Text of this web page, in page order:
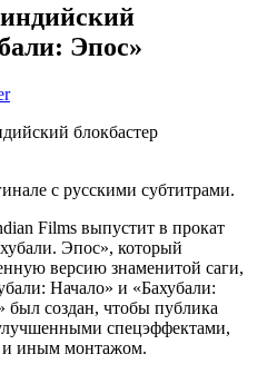
Эпос»
с русскими субтитрами.
Films выпустит в прокат
Эпос», который
версию знаменитой саги,
Начало» и «Бахубали:
создан, чтобы публика
спецэффектами,
и иным монтажом.